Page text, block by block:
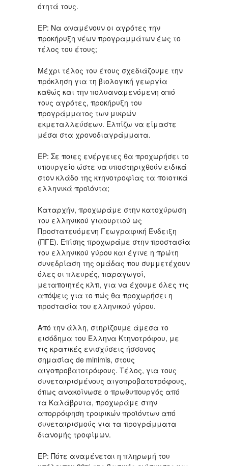
ότητά τους.
ΕΡ: Nα αναμένουν οι αγρότες την
προκήρυξη νέων προγραμμάτων έως το
τέλος του έτους;
Μέχρι τέλος του έτους σχεδιάζουμε την
πρόκληση για τη βιολογική γεωργία
καθώς και την πολυαναμενόμενη από
τους αγρότες, προκήρυξη του
προγράμματος των μικρών
εκμεταλλεύσεων. Ελπίζω να είμαστε
μέσα στα χρονοδιαγράμματα.
ΕΡ: Σε ποιες ενέργειες θα προχωρήσει το
υπουργείο ώστε να υποστηριχθούν ειδικά
στον κλάδο της κτηνοτροφίας τα ποιοτικά
ελληνικά προϊόντα;
Καταρχήν, προχωράμε στην κατοχύρωση
του ελληνικού γιαουρτιού ως
Προστατευόμενη Γεωγραφική Ένδειξη
(ΠΓΕ). Επίσης προχωράμε στην προστασία
του ελληνικού γύρου και έγινε η πρώτη
συνεδρίαση της ομάδας που συμμετέχουν
όλες οι πλευρές, παραγωγοί,
μεταποιητές κλπ, για να έχουμε όλες τις
απόψεις για το πώς θα προχωρήσει η
προστασία του ελληνικού γύρου.
Από την άλλη, στηρίζουμε άμεσα το
εισόδημα του Έλληνα Κτηνοτρόφου, με
τις κρατικές ενισχύσεις ήσσονος
σημασίας de minimis, στους
αιγοπροβατοτρόφους. Τέλος, για τους
συνεταιρισμένους αιγοπροβατοτρόφους,
όπως ανακοίνωσε ο πρωθυπουργός από
τα Καλάβρυτα, προχωράμε στην
απορρόφηση τροφικών προϊόντων από
συνεταιρισμούς για τα προγράμματα
διανομής τροφίμων.
ΕΡ: Πότε αναμένεται η πληρωμή του